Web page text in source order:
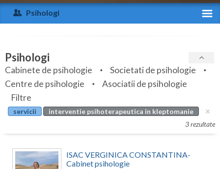
Arad
Arges
Bihor
Bistrita-Nasaud
Botosani
Bucuresti
Psihologi
Specialitati
Servicii
Articole
Evenimente
Cabinet
Membri
Psihologi
Cabinete de psihologie
Societati de psihologie
Centre de psihologie
Asociatii de psihologie
Filtre
servicii
interventie psihoterapeutica in kleptomanie
3 rezultate
ISAC VERGINICA CONSTANTINA-
Cabinet psihologie